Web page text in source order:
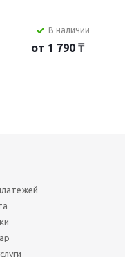
В наличии
от 1 790 ₸